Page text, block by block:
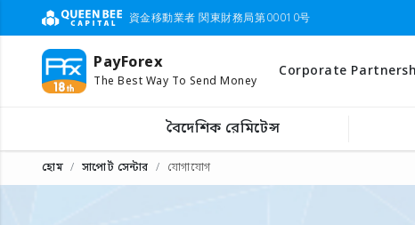
資金移動業者 関東財務局第00010号
PayForex
The Best Way To Send Money
Corporate
বৈদেশিক রেমিটেন্স
হোম সাপোর্ট সেন্টার যোগাযোগ